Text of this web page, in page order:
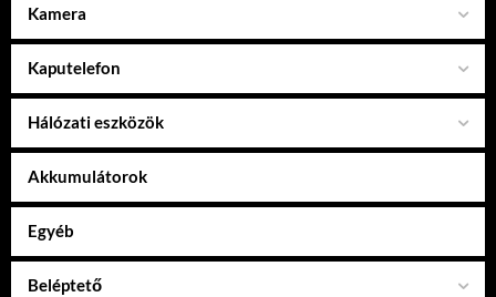
Kamera
Kaputelefon
Hálózati eszközök
Akkumulátorok
Egyéb
Beléptető